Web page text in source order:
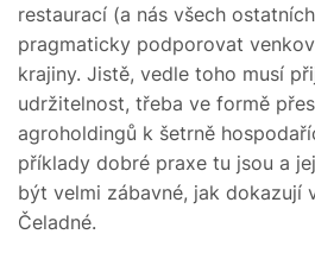
restaurací (a nás všech
pragmaticky podporovat
krajiny. Jistě, vedle toho musí
udržitelnost, třeba ve formě
agroholdingů k šetrně
příklady dobré praxe tu jsou a
být velmi zábavné, jak dokazují
Čeladné.